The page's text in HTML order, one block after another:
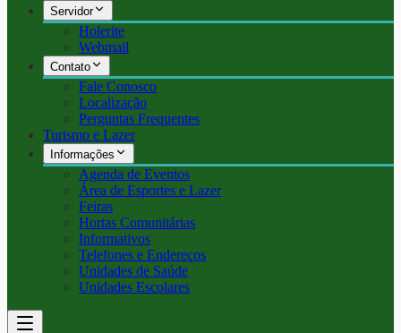
Servidor
Holerite
Webmail
Contato
Fale Conosco
Localização
Perguntas Frequentes
Turismo e Lazer
Informações
Agenda de Eventos
Área de Esportes e Lazer
Feiras
Hortas Comunitárias
Informativos
Telefones e Endereços
Unidades de Saúde
Unidades Escolares